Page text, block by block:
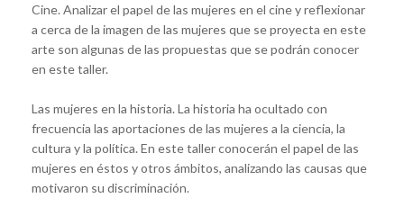
Cine. Analizar el papel de las mujeres en el cine y reflexionar
a cerca de la imagen de las mujeres que se proyecta en este
arte son algunas de las propuestas que se podrán conocer
en este taller.
Las mujeres en la historia. La historia ha ocultado con
frecuencia las aportaciones de las mujeres a la ciencia, la
cultura y la política. En este taller conocerán el papel de las
mujeres en éstos y otros ámbitos, analizando las causas que
motivaron su discriminación.